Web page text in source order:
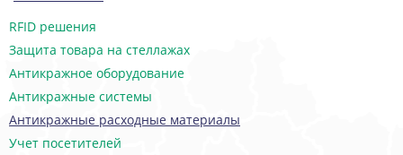
RFID решения
Защита товара на стеллажах
Антикражное оборудование
Антикражные системы
Антикражные расходные материалы
Учет посетителей